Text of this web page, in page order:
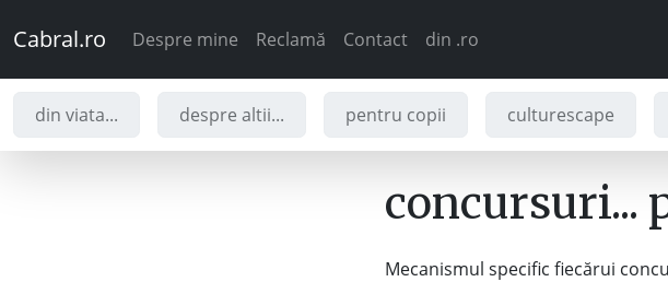
Cabral.ro Despre mine Reclamă Contact din .ro
din viata... despre altii... pentru copii culturescape
concursuri...
Mecanismul specific fiecărui